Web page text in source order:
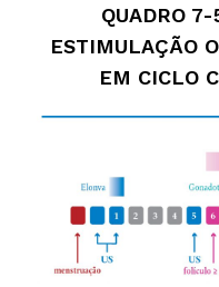
QUADRO
ESTIMULAÇÃO
EM CICLO